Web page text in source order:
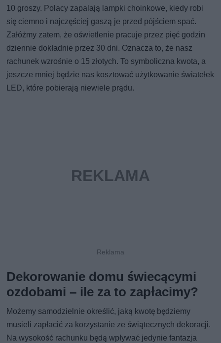
10 groszy. Polacy zapalają lampki choinkowe, kiedy robi
się ciemno i najczęściej gaszą je przed pójściem spać.
Załóżmy zatem, że oświetlenie pracuje przez pięć godzin
dziennie dokładnie przez 30 dni. Oznacza to, że nasz
rachunek wzrośnie o 15 złotych. To symboliczna kwota, a
jeszcze mniej będzie nas kosztować użytkowanie światełek
LED, które pobierają niewiele prądu.
Dekorowanie domu świecącymi
ozdobami – ile za to zapłacimy?
Możemy samodzielnie określić, jaką kwotę będziemy
musieli zapłacić za korzystanie ze świątecznych dekoracji.
Na wysokość rachunku będą wpływać jedynie fantazja